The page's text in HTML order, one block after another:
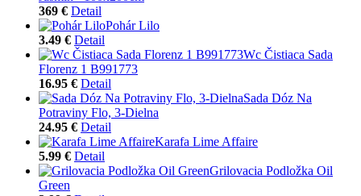
369 € Detail
Pohár Lilo
3.49 € Detail
Wc Čistiaca Sada
Florenz 1 B991773
16.95 € Detail
Sada Dóz Na
Potraviny Flo, 3-Dielna
24.95 € Detail
Karafa Lime Affaire
5.99 € Detail
Grilovacia Podložka Oil
Green